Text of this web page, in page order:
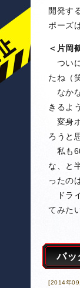
開発す
ポーズ
＜片岡
つい
たね（
なか
きるよ
変身
ろうと
私も
な、と
ったの
ドラ
てみた
バッ
[2014年